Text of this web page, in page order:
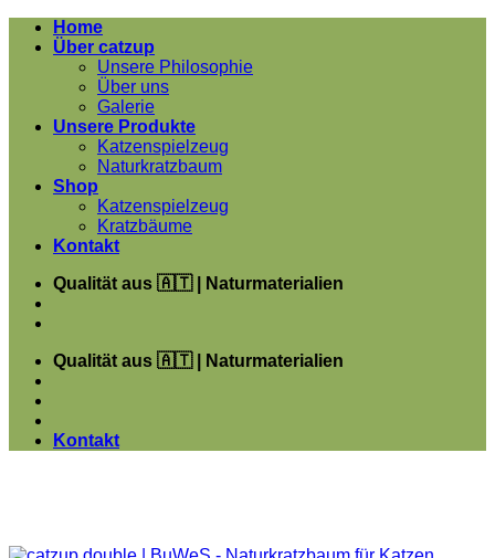
Zum
Inhalt
Home
Über catzup
Unsere Philosophie
Über uns
Galerie
Unsere Produkte
Katzenspielzeug
Naturkratzbaum
Shop
Katzenspielzeug
Kratzbäume
Kontakt
Qualität aus 🇦🇹 | Naturmaterialien
Qualität aus 🇦🇹 | Naturmaterialien
Kontakt